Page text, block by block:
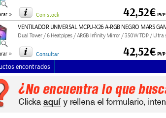
» Con stock 42,52€PVP
»
VENTILADOR UNIVERSAL MCPU-X26 A-RGB NEGRO MARS
Dual Tower / 6 Heatpipes / ARGB Infinity Mirror / 350W TDP / Ultra
Consultar 42,52€PVP
encontrados